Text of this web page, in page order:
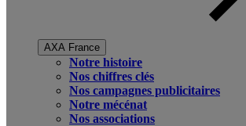
AXA France
Notre histoire
Nos chiffres clés
Nos campagnes publicitaires
Notre mécénat
Nos associations